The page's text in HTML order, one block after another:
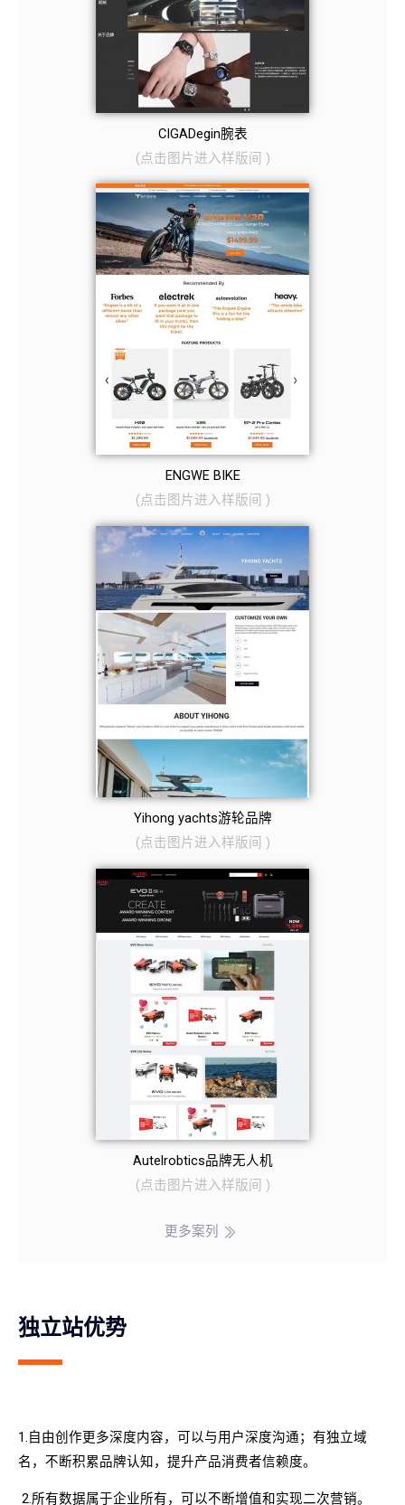
CIGADegin腕表
(点击图片进入样版间 )
ENGWE BIKE
(点击图片进入样版间 )
Yihong yachts游轮品牌
(点击图片进入样版间 )
Autelrobtics品牌无人机
(点击图片进入样版间 )
更多案列
独立站优势
1.自由创作更多深度内容，可以与用户深度沟通；有独立域
名，不断积累品牌认知，提升产品消费者信赖度。
2.所有数据属于企业所有，可以不断增值和实现二次营销。